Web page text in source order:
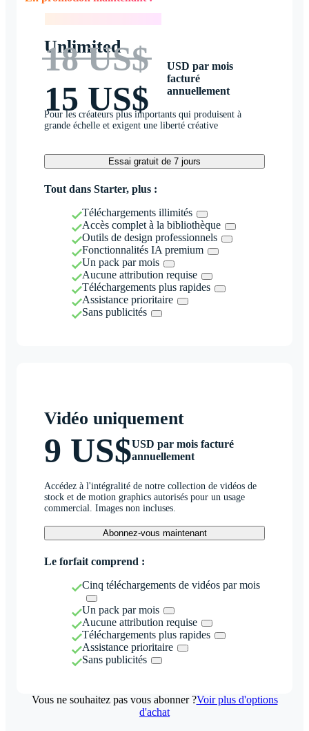
Unlimited
18 US$
15 US$
USD par mois
facturé
annuellement
Pour les créateurs plus importants qui produisent à
grande échelle et exigent une liberté créative
Essai gratuit de 7 jours
Tout dans Starter, plus :
Téléchargements illimités
Accès complet à la bibliothèque
Outils de design professionnels
Fonctionnalités IA premium
Un pack par mois
Aucune attribution requise
Téléchargements plus rapides
Assistance prioritaire
Sans publicités
Vidéo uniquement
9 US$USD par mois facturé
annuellement
Accédez à l'intégralité de notre collection de vidéos de
stock et de motion graphics autorisés pour un usage
commercial. Images non incluses.
Abonnez-vous maintenant
Le forfait comprend :
Cinq téléchargements de vidéos par mois
Un pack par mois
Aucune attribution requise
Téléchargements plus rapides
Assistance prioritaire
Sans publicités
Vous ne souhaitez pas vous abonner ?Voir plus d'options
d'achat